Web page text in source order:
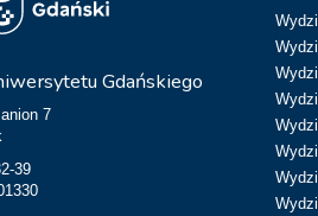
Gdańskiego
7
39